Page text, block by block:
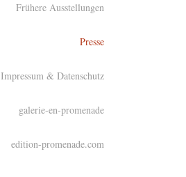
Frühere Ausstellungen
Presse
Impressum & Datenschutz
galerie-en-promenade
edition-promenade.com